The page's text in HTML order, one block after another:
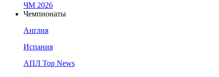
ЧМ 2026
Чемпионаты
Англия
Испания
АПЛ Top News